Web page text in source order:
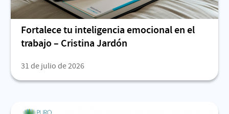
Fortalece tu inteligencia emocional en el
trabajo – Cristina Jardón
31 de julio de 2026